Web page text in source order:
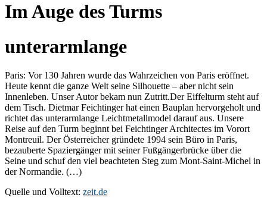
Im Auge des Turms
unterarmlange
Paris: Vor 130 Jahren wurde das Wahrzeichen von Paris eröffnet.
Heute kennt die ganze Welt seine Silhouette – aber nicht sein
Innenleben. Unser Autor bekam nun Zutritt.Der Eiffelturm steht auf
dem Tisch. Dietmar Feichtinger hat einen Bauplan hervorgeholt und
richtet das unterarmlange Leichtmetallmodel darauf aus. Unsere
Reise auf den Turm beginnt bei Feichtinger Architectes im Vorort
Montreuil. Der Österreicher gründete 1994 sein Büro in Paris,
bezauberte Spaziergänger mit seiner Fußgängerbrücke über die
Seine und schuf den viel beachteten Steg zum Mont-Saint-Michel in
der Normandie. (…)
Quelle und Volltext: zeit.de